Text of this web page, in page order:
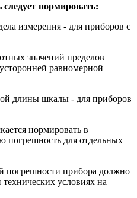
нормировать:
измерения - для приборов с
значений пределов
равномерной
длины шкалы - для приборов
нормировать в
погрешность для отдельных
погрешности прибора должно
условиях на